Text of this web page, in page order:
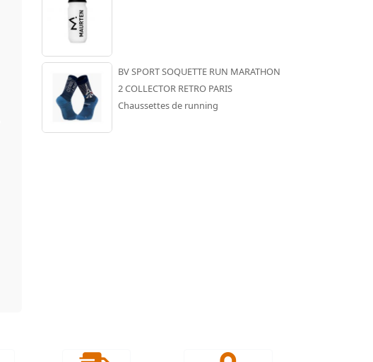
BV SPORT SOQUETTE RUN MARATHON
2 COLLECTOR RETRO PARIS
Chaussettes de running